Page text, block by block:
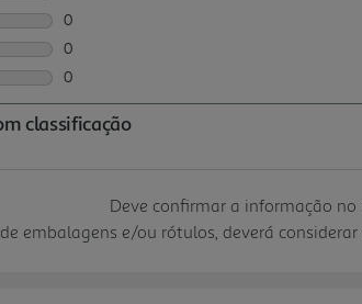
Deve confirmar a informação
embalagens e/ou rótulos, deverá